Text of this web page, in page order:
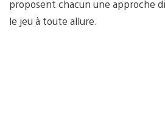
proposent chacun une approche
le jeu à toute allure.